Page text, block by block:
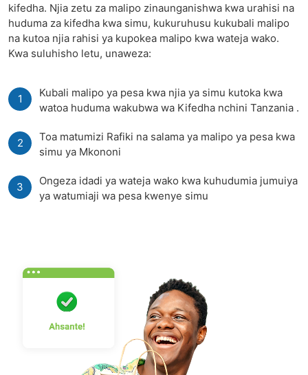
kifedha. Njia zetu za malipo zinaunganishwa kwa urahisi na
huduma za kifedha kwa simu, kukuruhusu kukubali malipo
na kutoa njia rahisi ya kupokea malipo kwa wateja wako.
Kwa suluhisho letu, unaweza:
1
Kubali malipo ya pesa kwa njia ya simu kutoka kwa
watoa huduma wakubwa wa Kifedha nchini Tanzania .
2
Toa matumizi Rafiki na salama ya malipo ya pesa kwa
simu ya Mkononi
3
Ongeza idadi ya wateja wako kwa kuhudumia jumuiya
ya watumiaji wa pesa kwenye simu